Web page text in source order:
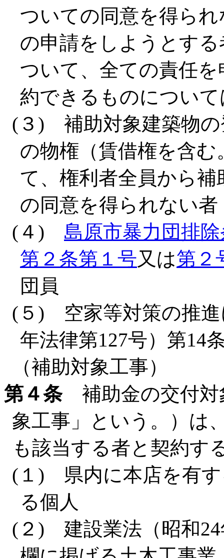
ついての同意を得ら
の申請をしようとす
ついて、全ての責任
約できるものについ
(３) 補助対象建築物の
の物権（賃借権を含
て、権利者全員から
の同意を得られない者
(４) 島原市暴力団排
第２条第１号又は第２
団員
(５) 空家等対策の推進
年法律第127号）第14
（補助対象工事）
第４条補助金の交付対
象工事」という。）は
も該当する者と契約す
(１) 県内に本店を有す
る個人
(２) 建設業法（昭和24